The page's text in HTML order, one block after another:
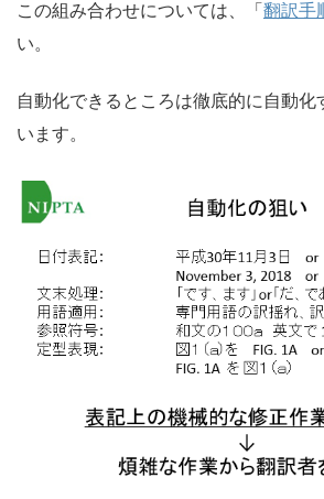
この組み合わせについては、「 翻訳手
い。
自動化できるところは徹底的に自動化
います。